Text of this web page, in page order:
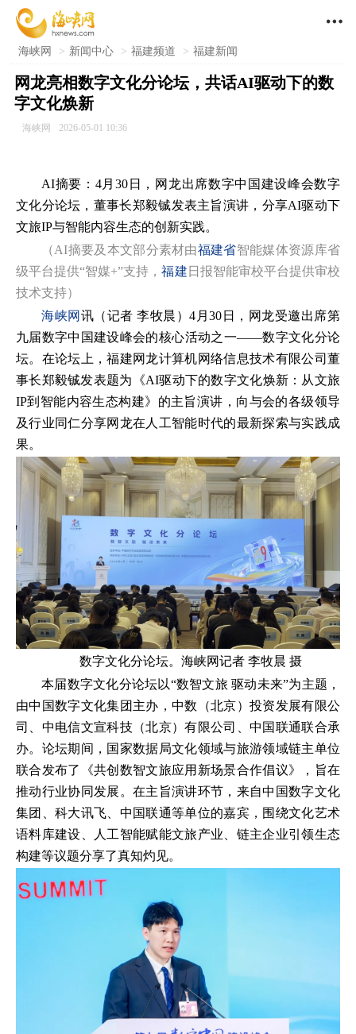

海峡网 > 新闻中心 > 福建频道 > 福建新闻
网龙亮相数字文化分论坛，共话AI驱动下的数
字文化焕新
海峡网 2026-05-01 10:36
AI摘要： 4月30日，网龙出席数字中国建设峰会数字
文化分论坛，董事长郑毅铖发表主旨演讲，分享AI驱动下
文旅IP与智能内容生态的创新实践。
（AI摘要及本文部分素材由福建省智能媒体资源库省
级平台提供“智媒+”支持，福建 日报智能审校平台提供审校
技术支持）
海峡网 讯（记者 李牧晨）4月30日，网龙受邀出席第
九届数字中国建设峰会的核心活动之一——数字文化分论
坛。在论坛上，福建网龙计算机网络信息技术有限公司董
事长郑毅铖发表题为《AI驱动下的数字文化焕新：从文旅
IP到智能内容生态构建》的主旨演讲，向与会的各级领导
及行业同仁分享网龙在人工智能时代的最新探索与实践成
果。
数字文化分论坛。海峡网记者 李牧晨 摄
本届数字文化分论坛以“数智文旅 驱动未来”为主题，
由中国数字文化集团主办，中数（北京）投资发展有限公
司、中电信文宣科技（北京）有限公司、中国联通联合承
办。论坛期间，国家数据局文化领域与旅游领域链主单位
联合发布了《共创数智文旅应用新场景合作倡议》，旨在
推动行业协同发展。在主旨演讲环节，来自中国数字文化
集团、科大讯飞、中国联通等单位的嘉宾，围绕文化艺术
语料库建设、人工智能赋能文旅产业、链主企业引领生态
构建等议题分享了真知灼见。